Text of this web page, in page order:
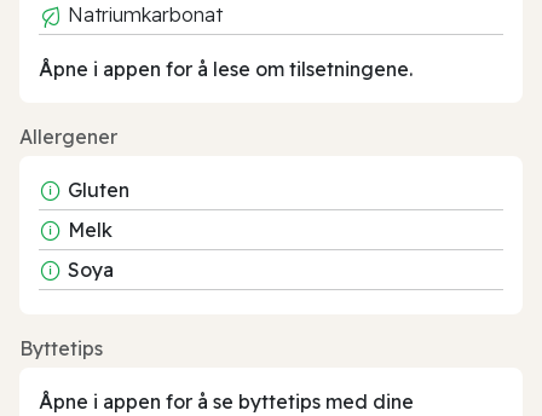
Natriumkarbonat
Åpne i appen for å lese om tilsetningene.
Allergener
Gluten
Melk
Soya
Byttetips
Åpne i appen for å se byttetips med dine